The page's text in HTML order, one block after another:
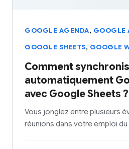
GOOGLE AGENDA, GOOGLE
GOOGLE SHEETS, GOOGLE
Comment
automatiquement
avec Google Sheets ?
Vous jonglez entre plusieurs
réunions dans votre emploi